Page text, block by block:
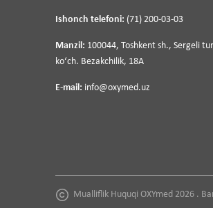
Ishonch telefoni: (71) 200-03-03
Manzil: 100044, Toshkent sh., Sergeli
koʻch. Bezakchilik, 18A
E-mail: info@oxymed.uz
Mualliflik Huquqi OXYmed 2026 .